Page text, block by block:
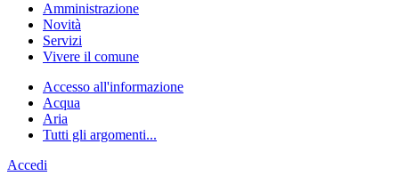
Amministrazione
Novità
Servizi
Vivere il comune
Accesso all'informazione
Acqua
Aria
Tutti gli argomenti...
Accedi